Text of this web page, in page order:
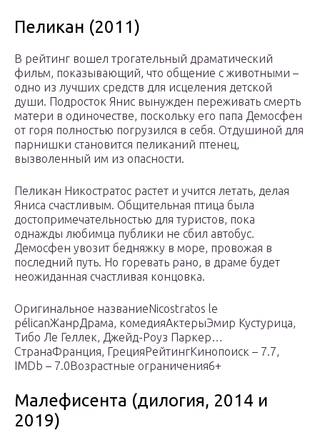
Пеликан (2011)
В рейтинг вошел трогательный драматический
фильм, показывающий, что общение с животными –
одно из лучших средств для исцеления детской
души. Подросток Янис вынужден переживать смерть
матери в одиночестве, поскольку его папа Демосфен
от горя полностью погрузился в себя. Отдушиной для
парнишки становится пеликаний птенец,
вызволенный им из опасности.
Пеликан Никостратос растет и учится летать, делая
Яниса счастливым. Общительная птица была
достопримечательностью для туристов, пока
однажды любимца публики не сбил автобус.
Демосфен увозит бедняжку в море, провожая в
последний путь. Но горевать рано, в драме будет
неожиданная счастливая концовка.
Оригинальное названиеNicostratos le
pélicanЖанрДрама, комедияАктерыЭмир Кустурица,
Тибо Ле Геллек, Джейд-Роуз Паркер…
СтранаФранция, ГрецияРейтингКинопоиск – 7.7,
IMDb – 7.0Возрастные ограничения6+
Малефисента (дилогия, 2014 и
2019)